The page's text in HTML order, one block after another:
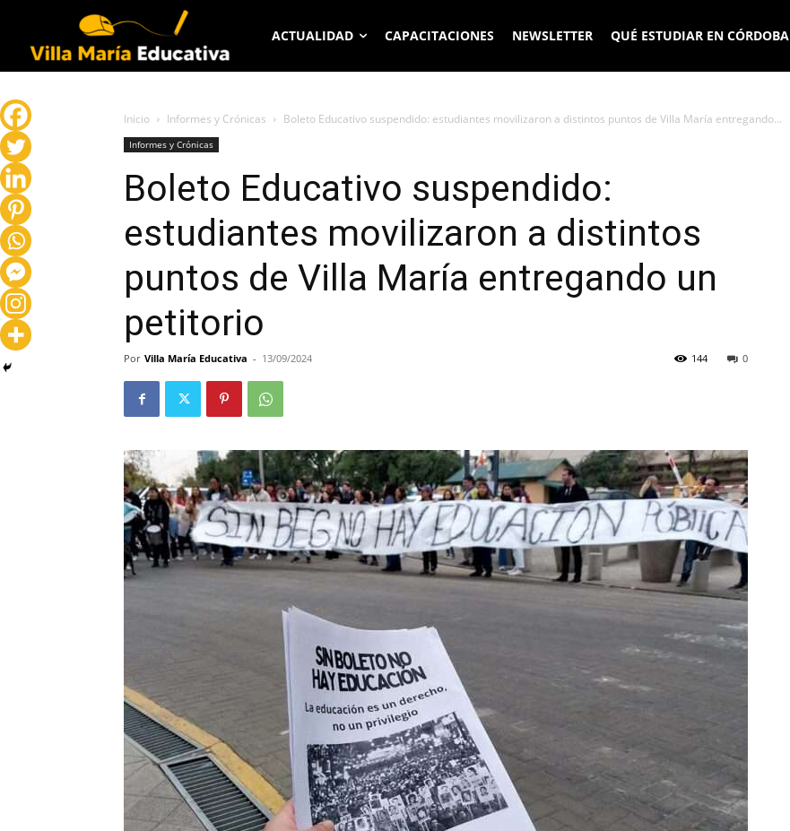
ACTUALIDAD CAPACITACIONES NEWSLETTER QUÉ ESTUDIAR EN CÓRDOBA
Inicio Informes y Crónicas Boleto Educativo suspendido: estudiantes movilizaron a distintos puntos de Villa María entregando...
Informes y Crónicas
Boleto Educativo suspendido:
estudiantes movilizaron a distintos
puntos de Villa María entregando un
petitorio
Por Villa María Educativa - 13/09/2024 0
144